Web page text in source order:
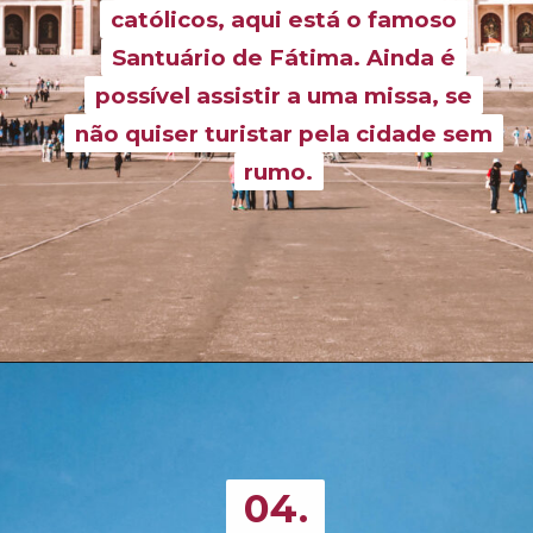
católicos, aqui está o famoso
Santuário de Fátima. Ainda é
possível assistir a uma missa, se
não quiser turistar pela cidade sem
rumo.
católicos, aqui está o famoso
Santuário de Fátima. Ainda é
possível assistir a uma missa, se
não quiser turistar pela cidade sem
rumo.
04.